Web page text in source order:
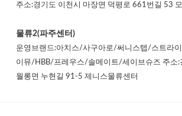
주소:경기도 이천시 마장면 덕평로 661번길 53
물류2(파주센터)
운영브랜드:아치스/사구아로/써니스텝/스트라
이뮤/HBB/프레우스/솔메이트/세이브슈즈 주소:
월롱면 누현길 91-5 제니스물류센터